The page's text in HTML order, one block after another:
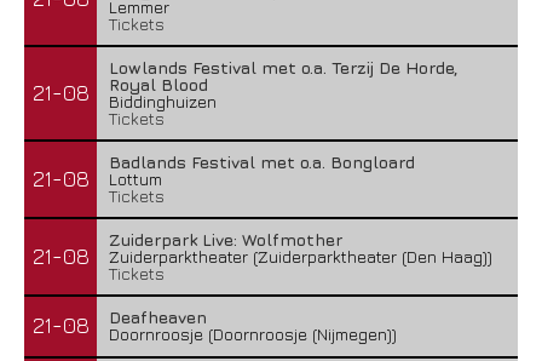
Lemmer
Tickets
21-08
Lowlands Festival met o.a. Terzij De Horde,
Royal Blood
Biddinghuizen
Tickets
21-08
Badlands Festival met o.a. Bongloard
Lottum
Tickets
21-08
Zuiderpark Live: Wolfmother
Zuiderparktheater (Zuiderparktheater (Den Haag))
Tickets
21-08
Deafheaven
Doornroosje (Doornroosje (Nijmegen))